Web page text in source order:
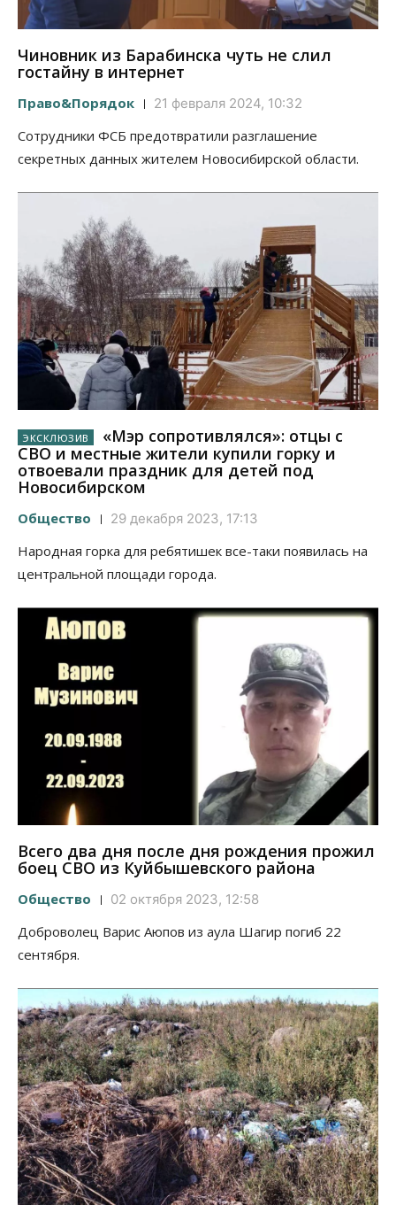
Чиновник из Барабинска чуть не слил
гостайну в интернет
Право&Порядок 21 февраля 2024, 10:32
Сотрудники ФСБ предотвратили разглашение
секретных данных жителем Новосибирской области.
«Мэр сопротивлялся»: отцы с
СВО и местные жители купили горку и
отвоевали праздник для детей под
Новосибирском
Общество 29 декабря 2023, 17:13
Народная горка для ребятишек все-таки появилась на
центральной площади города.
Всего два дня после дня рождения прожил
боец СВО из Куйбышевского района
Общество 02 октября 2023, 12:58
Доброволец Варис Аюпов из аула Шагир погиб 22
сентября.